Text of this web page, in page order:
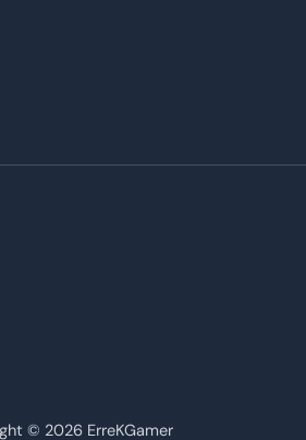
© 2026 ErreKGamer